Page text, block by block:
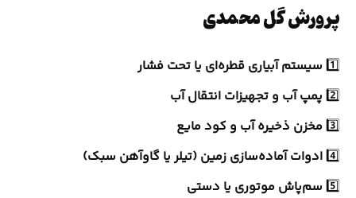
پرورش گل محمدی
1️⃣ سیستم آبیاری قطره‌ای یا تحت فشار
2️⃣ پمپ آب و تجهیزات انتقال آب
3️⃣مخزن ذخیره آب و کود مایع
4️⃣ادوات آماده‌سازی زمین (تیلر یا گاوآهن سبک)
5️⃣ سم‌پاش موتوری یا دستی